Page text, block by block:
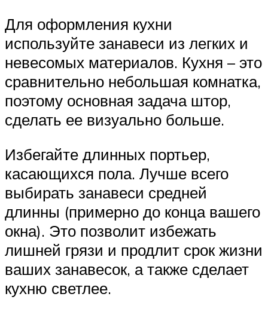
Для оформления кухни
используйте занавеси из легких и
невесомых материалов. Кухня – это
сравнительно небольшая комнатка,
поэтому основная задача штор,
сделать ее визуально больше.
Избегайте длинных портьер,
касающихся пола. Лучше всего
выбирать занавеси средней
длинны (примерно до конца вашего
окна). Это позволит избежать
лишней грязи и продлит срок жизни
ваших занавесок, а также сделает
кухню светлее.